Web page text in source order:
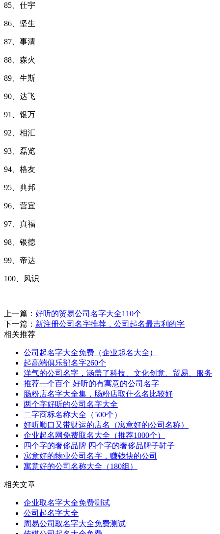
85、仕宇
86、坚生
87、事清
88、森火
89、生斯
90、达飞
91、银万
92、相汇
93、磊览
94、格友
95、典邦
96、营宜
97、真福
98、银德
99、帝达
100、风识
上一篇： 好听的贸易公司名字大全110个
下一篇： 新注册公司名字推荐，公司起名最吉利的字
相关推荐
公司起名字大全免费（企业起名大全）
起高端俱乐部名字260个
洋气的公司名字，涵盖了科技、文化创意、贸易、服务
推荐一个百个 好听的有寓意的公司名字
肠粉店名字大全集，肠粉店取什么名比较好
两个字好听的公司名字大全
二字商标名称大全（500个）
好听顺口又带财运的店名（寓意好的公司名称）
企业起名网免费取名大全（推荐1000个）
四个字的奢侈品牌 四个字的奢侈品牌子鞋子
寓意好的物业公司名字，赚钱快的公司
寓意好的公司名称大全（180组）
相关文章
企业取名字大全免费测试
公司起名字大全
周易公司取名字大全免费测试